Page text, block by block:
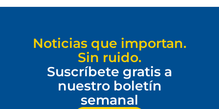
Noticias que importan.
Sin ruido.
Suscríbete gratis a
nuestro boletín
semanal